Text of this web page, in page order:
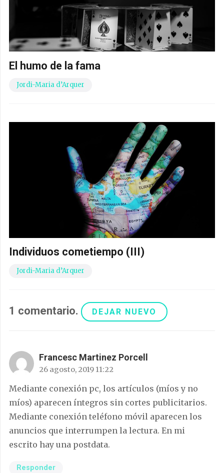
El humo de la fama
Jordi-Maria d’Arquer
Individuos cometiempo (III)
Jordi-Maria d’Arquer
1 comentario. DEJAR NUEVO
Francesc Martinez Porcell
26 agosto, 2019 11:22
Mediante conexión pc, los artículos (míos y no
míos) aparecen íntegros sin cortes publicitarios.
Mediante conexión teléfono móvil aparecen los
anuncios que interrumpen la lectura. En mi
escrito hay una postdata.
Responder